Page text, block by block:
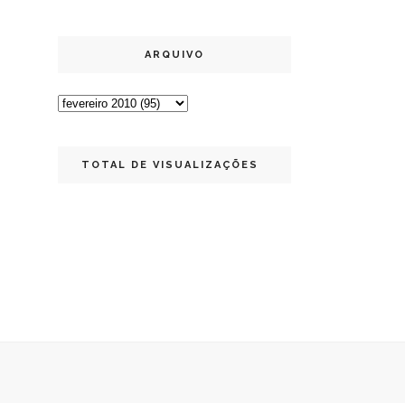
ARQUIVO
TOTAL DE VISUALIZAÇÕES